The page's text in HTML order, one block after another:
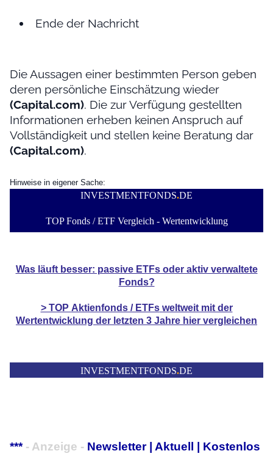
Ende der Nachricht
Die Aussagen einer bestimmten Person geben
deren persönliche Einschätzung wieder
(Capital.com). Die zur Verfügung gestellten
Informationen erheben keinen Anspruch auf
Vollständigkeit und stellen keine Beratung dar
(Capital.com).
Hinweise in eigener Sache:
INVESTMENTFONDS.DE
TOP Fonds / ETF Vergleich - Wertentwicklung
Was läuft besser: passive ETFs oder aktiv verwaltete
Fonds?
> TOP Aktienfonds / ETFsweltweit mit der
Wertentwicklung der letzten 3 Jahre hier vergleichen
INVESTMENTFONDS.DE
*** - Anzeige - Newsletter | Aktuell | Kostenlos